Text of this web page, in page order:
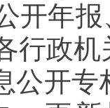
开年
行政
公开